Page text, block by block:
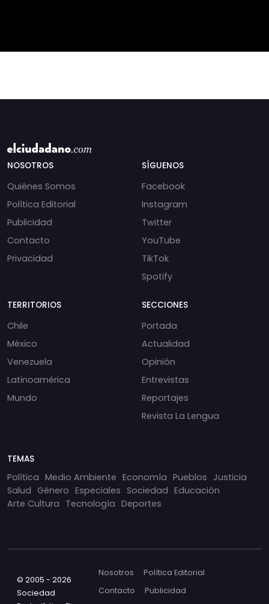
NOSOTROS
Quiénes Somos
Política Editorial
Publicidad
Contacto
Privacidad
SÍGUENOS
Facebook
Instagram
Twitter
YouTube
TikTok
Spotify
TERRITORIOS
Chile
México
Venezuela
Latinoamérica
Mundo
SECCIONES
Portada
Actualidad
Opinión
Entrevistas
Reportajes
Revista La Lengua
TEMAS
Política Medio Ambiente Economía Pueblos Justicia
Salud Género Especiales Sociedad Educación
Arte Cultura Tecnología Deportes
© 2005 - 2026
Sociedad
Nosotros
Política Editorial
Contacto
Publicidad